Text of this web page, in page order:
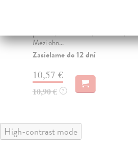
Mezi ohn...
Zasielame do 12 dní
10,57 €
10,90 € ?
High-contrast mode